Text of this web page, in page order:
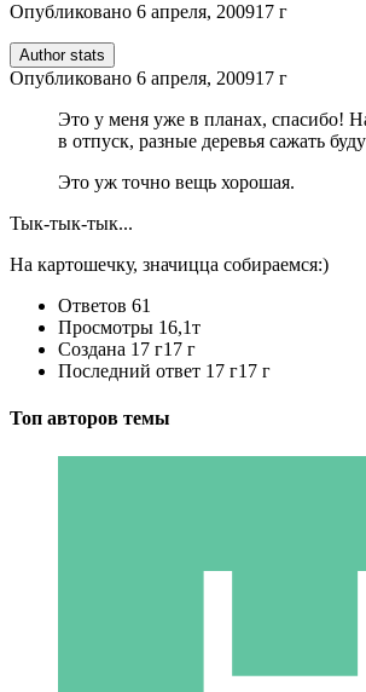
Опубликовано 6 апреля, 200917 г
Author stats
Опубликовано 6 апреля, 200917 г
Это у меня уже в планах, спасибо!
в отпуск, разные деревья сажать
Это уж точно вещь хорошая.
Тык-тык-тык...
На картошечку, значицца собираемся:)
Ответов 61
Просмотры 16,1т
Создана 17 г17 г
Последний ответ 17 г17 г
Топ авторов темы